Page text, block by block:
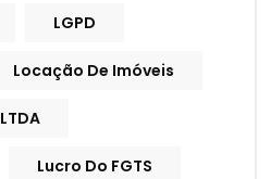
LGPD
Locação De Imóveis
LTDA
Lucro Do FGTS